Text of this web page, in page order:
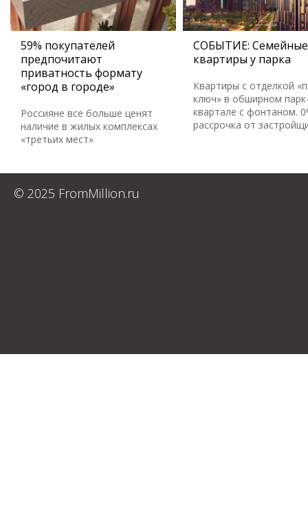
59% покупателей
предпочитают
приватность формату
«город в городе»
Россияне все больше ценят
наличие в жилых комплексах
«третьих мест»
СОБЫТИЕ: Семейные
квартиры у парка
Квартиры с отделкой
ключ» в обширном
квартале с фонтаном.
рассрочка от
© 2025 FromMillion.ru